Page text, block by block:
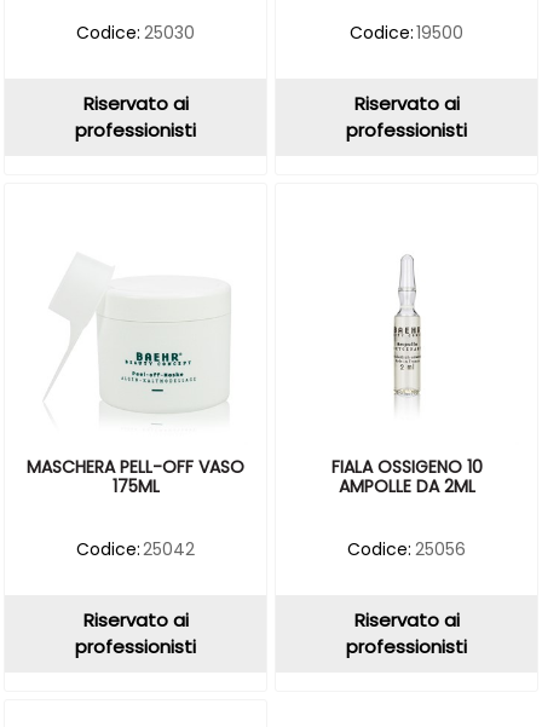
Codice: 25030
Riservato ai
professionisti
Codice:19500
Riservato ai
professionisti
MASCHERA PELL-OFF VASO
175ML
Codice:25042
Riservato ai
professionisti
FIALA OSSIGENO 10
AMPOLLE DA 2ML
Codice: 25056
Riservato ai
professionisti